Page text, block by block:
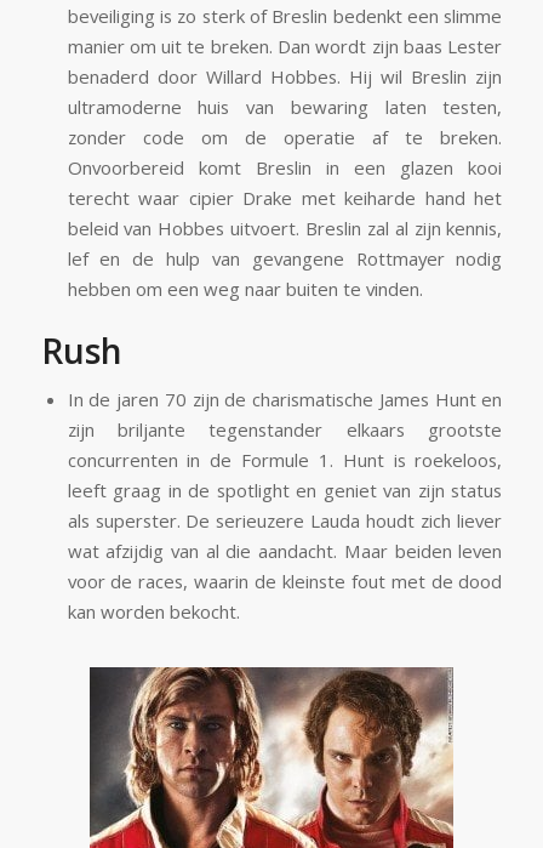
beveiliging is zo sterk of Breslin bedenkt een slimme
manier om uit te breken. Dan wordt zijn baas Lester
benaderd door Willard Hobbes. Hij wil Breslin zijn
ultramoderne huis van bewaring laten testen,
zonder code om de operatie af te breken.
Onvoorbereid komt Breslin in een glazen kooi
terecht waar cipier Drake met keiharde hand het
beleid van Hobbes uitvoert. Breslin zal al zijn kennis,
lef en de hulp van gevangene Rottmayer nodig
hebben om een weg naar buiten te vinden.
Rush
In de jaren 70 zijn de charismatische James Hunt en
zijn briljante tegenstander elkaars grootste
concurrenten in de Formule 1. Hunt is roekeloos,
leeft graag in de spotlight en geniet van zijn status
als superster. De serieuzere Lauda houdt zich liever
wat afzijdig van al die aandacht. Maar beiden leven
voor de races, waarin de kleinste fout met de dood
kan worden bekocht.